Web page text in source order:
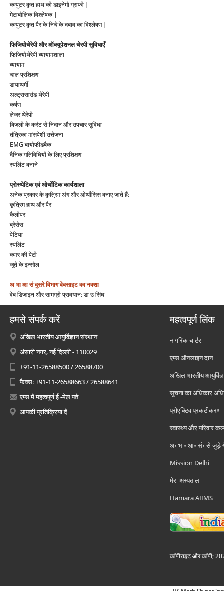
कम्पुटर कृत हाथ की डाइनेमो ग्राफी |
मेटाबोलिक विश्लेषक |
कम्पुटर कृत पैर के निचे के दबाव का विश्लेषण |
फिजियोथेरेपी और ऑक्यूपेशनल थेरपी सुविधाएँ
फिजियोथेरेपी व्यायामशाला
व्यायाम
चाल प्रशिक्षण
डायाथर्मी
अल्ट्रासाउंड थेरेपी
कर्षण
लेजर थेरेपी
बिजली के करंट से निदान और उपचार सुविधा
तंत्रिका मांसपेशी उत्तेजना
EMG बायोफीडबैक
दैनिक गतिविधियों के लिए प्रशिक्षण
स्पलिंट बनाने
प्रोस्थेटिक एवं ओर्थोटिक कार्यशाला
अनेक प्रकार के कृत्रिम अंग और ओर्थोसिस बनाए जाते हैं:
कृत्रिम हाथ और पैर
कैलीपर
ब्रेसेस
पेटिया
स्पलिंट
कमर की पेटी
जूते के इन्सोल
अ भा आ संदुसरे विभागवेबसाइट का नक्शा
वेब डिजाइन और सामग्री प्रावधान: डा उ सिंघ
हमसे संपर्क करें
अखिल भारतीय आयुर्विज्ञान संस्थान
अंसारी नगर, नई दिल्ली - 110029
+91-11-26588500 / 26588700
फैक्स: +91-11-26588663 / 26588641
एम्स में महत्वपूर्ण ई -मेल पते
आपकी प्रतिक्रिया दें
महत्वपूर्ण लिंक
नागरिक चार्टर
एम्स ऑनलाइन दान
अखिल भारतीय
सूचना का अधिकार
प्रोएक्टिव प्रकटीकरण
स्वास्थ्य और परिवार
अ॰ भा॰ आ॰ सं॰ से जुड़े
Mission Delhi
मेरा अस्पताल
Hamara AIIMS
कॉपीराइट और कॉपी;